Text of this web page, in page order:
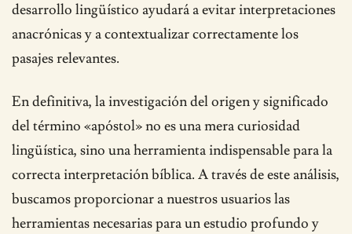
desarrollo lingüístico ayudará a evitar interpretaciones
anacrónicas y a contextualizar correctamente los
pasajes relevantes.
En definitiva, la investigación del origen y significado
del término «apóstol» no es una mera curiosidad
lingüística, sino una herramienta indispensable para la
correcta interpretación bíblica. A través de este análisis,
buscamos proporcionar a nuestros usuarios las
herramientas necesarias para un estudio profundo y